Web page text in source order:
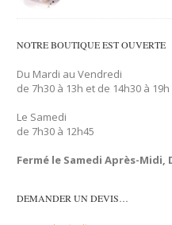
NOTRE BOUTIQUE EST OUVERTE
Du Mardi au Vendredi
de 7h30 à 13h et de 14h30 à 19h
Le Samedi
de 7h30 à 12h45
Fermé le Samedi Après-Midi,
DEMANDER UN DEVIS…